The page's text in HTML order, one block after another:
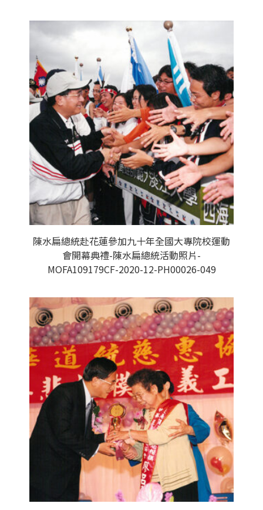
陳水扁總統赴花蓮參加九十年全國大專院校運動
會開幕典禮-陳水扁總統活動照片-
MOFA109179CF-2020-12-PH00026-049